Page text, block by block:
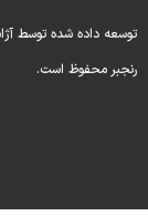
توسعه داده شده توسط
رنجبر محفوظ است.